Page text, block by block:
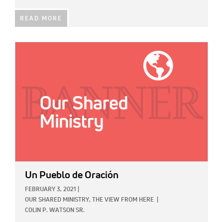
READ MORE
Un Pueblo de Oración
FEBRUARY 3, 2021
OUR SHARED MINISTRY,
THE VIEW FROM HERE
COLIN P. WATSON SR.